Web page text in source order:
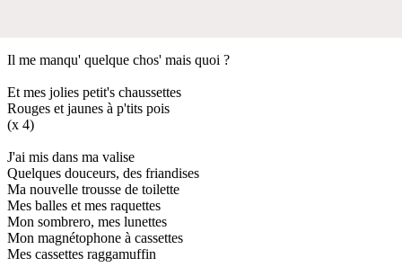
Il me manqu' quelque chos' mais quoi ?
Et mes jolies petit's chaussettes
Rouges et jaunes à p'tits pois
(x 4)
J'ai mis dans ma valise
Quelques douceurs, des friandises
Ma nouvelle trousse de toilette
Mes balles et mes raquettes
Mon sombrero, mes lunettes
Mon magnétophone à cassettes
Mes cassettes raggamuffin